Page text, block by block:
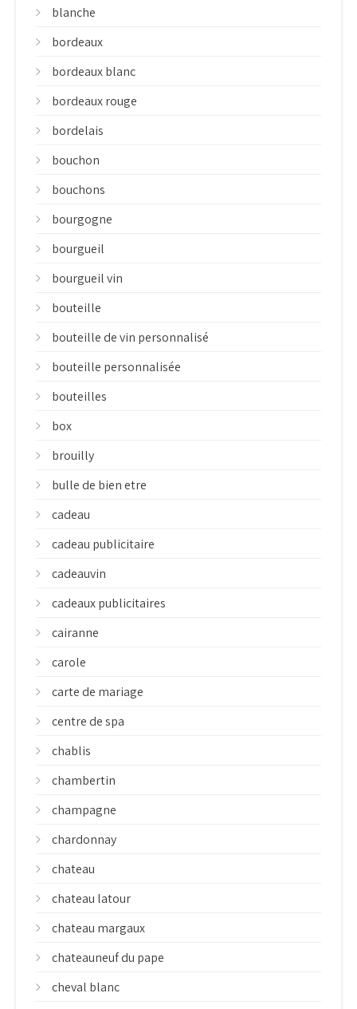
blanche
bordeaux
bordeaux blanc
bordeaux rouge
bordelais
bouchon
bouchons
bourgogne
bourgueil
bourgueil vin
bouteille
bouteille de vin personnalisé
bouteille personnalisée
bouteilles
box
brouilly
bulle de bien etre
cadeau
cadeau publicitaire
cadeauvin
cadeaux publicitaires
cairanne
carole
carte de mariage
centre de spa
chablis
chambertin
champagne
chardonnay
chateau
chateau latour
chateau margaux
chateauneuf du pape
cheval blanc